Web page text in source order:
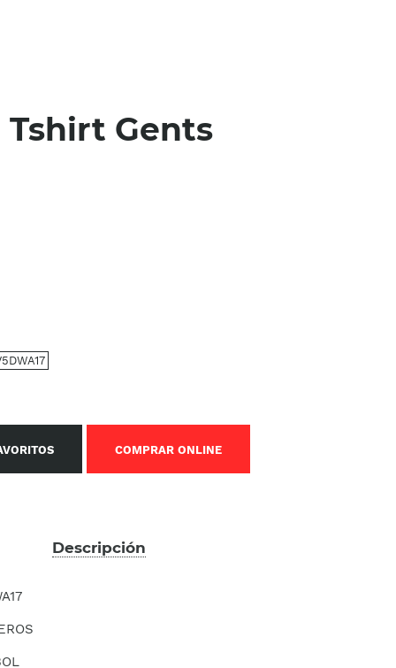
Gents
COMPRAR ONLINE
Descripción